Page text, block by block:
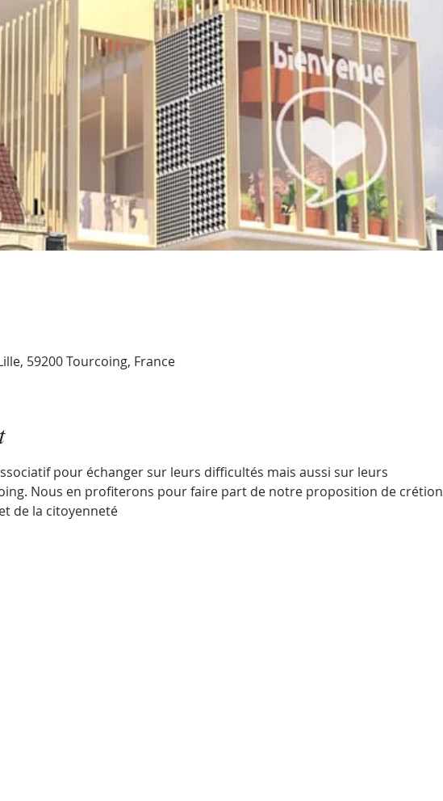
59200 Tourcoing, France
pour échanger sur leurs difficultés mais aussi sur leurs
Nous en profiterons pour faire part de notre proposition de crétion
de la citoyenneté